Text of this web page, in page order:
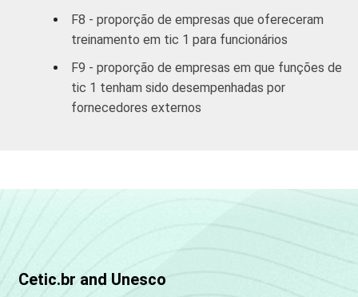
Ativ. Cinema/
Vídeo/ Rádio/
1Especialistas em TIC ou em TI possuem a
capacidade de especificar, desenhar,
2Base: 148 empresas que contrataram ou
grupos 55.1, 55.2, 92.1 e 92.2. Respostas
F8 - proporção de empresas que ofereceram
treinamento em tic 1 para funcionários
F9 - proporção de empresas em que funções de
tic 1 tenham sido desempenhadas por
fornecedores externos
Cetic.br and Unesco